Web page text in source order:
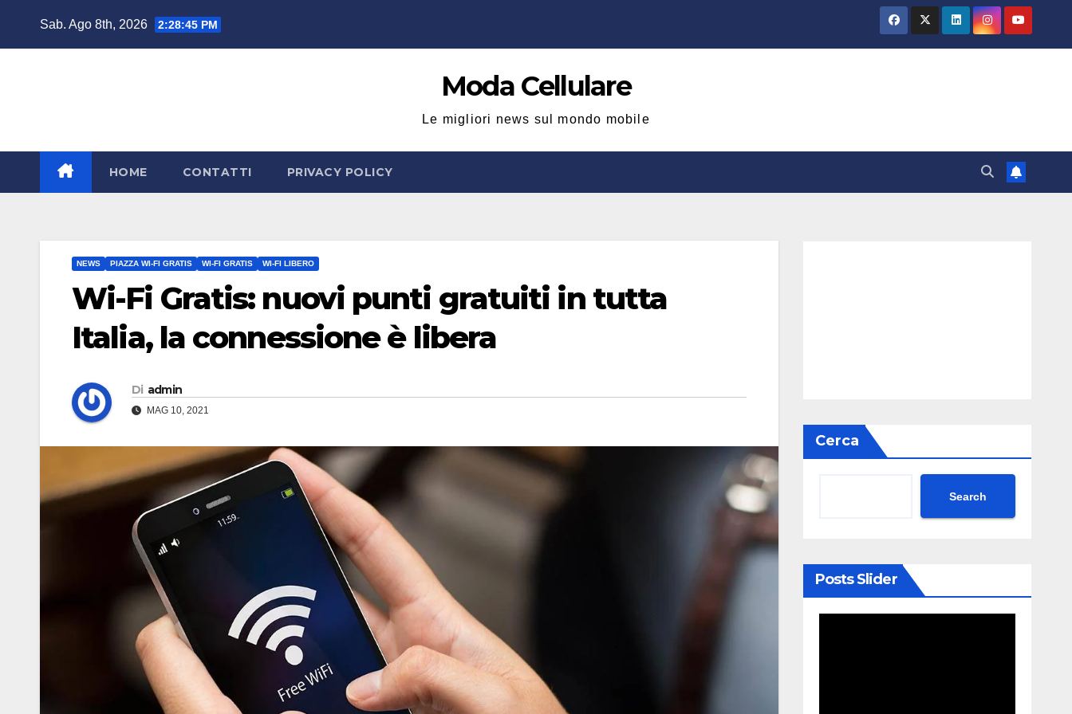
Sab. Ago 8th, 2026 2:28:47 PM
Moda Cellulare
Le migliori news sul mondo mobile
HOME CONTATTI PRIVACY POLICY
NEWS PIAZZA WI-FI GRATIS WI-FI GRATIS WI-FI LIBERO
Wi-Fi Gratis: nuovi punti gratuiti in tutta
Italia, la connessione è libera
Di admin
MAG 10, 2021
Cerca
Search
Posts Slider